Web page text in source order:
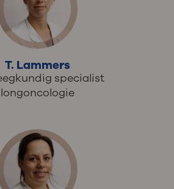
T. Lammers
specialist
longoncologie